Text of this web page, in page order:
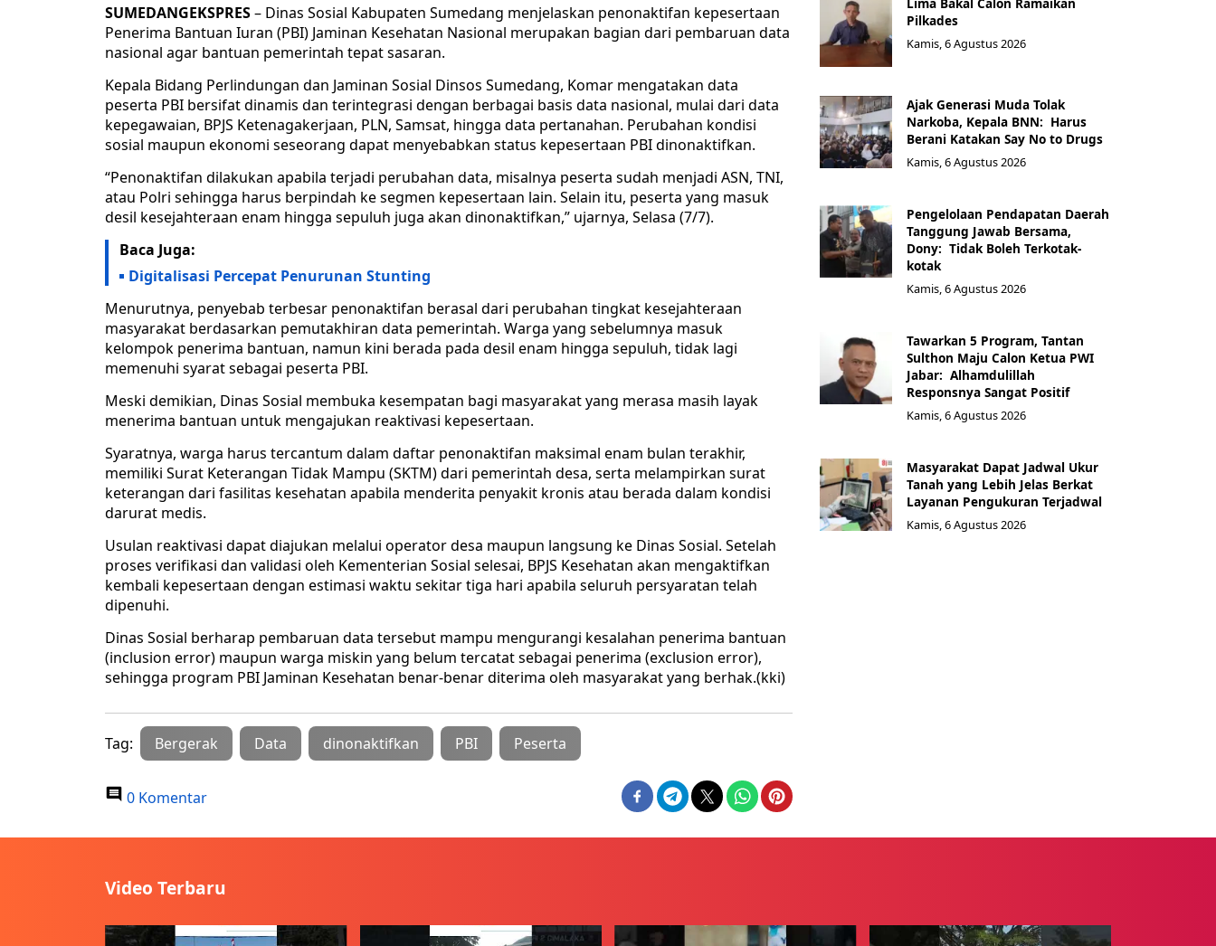
SUMEDANGEKSPRES– Dinas Sosial Kabupaten Sumedang menjelaskan penonaktifan kepesertaan
Penerima Bantuan Iuran (PBI) Jaminan Kesehatan Nasional merupakan bagian dari pembaruan data
nasional agar bantuan pemerintah tepat sasaran.
Kepala Bidang Perlindungan dan Jaminan Sosial Dinsos Sumedang, Komar mengatakan data
peserta PBI bersifat dinamis dan terintegrasi dengan berbagai basis data nasional, mulai dari data
kepegawaian, BPJS Ketenagakerjaan, PLN, Samsat, hingga data pertanahan. Perubahan kondisi
sosial maupun ekonomi seseorang dapat menyebabkan status kepesertaan PBI dinonaktifkan.
“Penonaktifan dilakukan apabila terjadi perubahan data, misalnya peserta sudah menjadi ASN, TNI,
atau Polri sehingga harus berpindah ke segmen kepesertaan lain. Selain itu, peserta yang masuk
desil kesejahteraan enam hingga sepuluh juga akan dinonaktifkan,” ujarnya, Selasa (7/7).
Baca Juga:
Digitalisasi Percepat Penurunan Stunting
Menurutnya, penyebab terbesar penonaktifan berasal dari perubahan tingkat kesejahteraan
masyarakat berdasarkan pemutakhiran data pemerintah. Warga yang sebelumnya masuk
kelompok penerima bantuan, namun kini berada pada desil enam hingga sepuluh, tidak lagi
memenuhi syarat sebagai peserta PBI.
Meski demikian, Dinas Sosial membuka kesempatan bagi masyarakat yang merasa masih layak
menerima bantuan untuk mengajukan reaktivasi kepesertaan.
Syaratnya, warga harus tercantum dalam daftar penonaktifan maksimal enam bulan terakhir,
memiliki Surat Keterangan Tidak Mampu (SKTM) dari pemerintah desa, serta melampirkan surat
keterangan dari fasilitas kesehatan apabila menderita penyakit kronis atau berada dalam kondisi
darurat medis.
Usulan reaktivasi dapat diajukan melalui operator desa maupun langsung ke Dinas Sosial. Setelah
proses verifikasi dan validasi oleh Kementerian Sosial selesai, BPJS Kesehatan akan mengaktifkan
kembali kepesertaan dengan estimasi waktu sekitar tiga hari apabila seluruh persyaratan telah
dipenuhi.
Dinas Sosial berharap pembaruan data tersebut mampu mengurangi kesalahan penerima bantuan
(inclusion error) maupun warga miskin yang belum tercatat sebagai penerima (exclusion error),
sehingga program PBI Jaminan Kesehatan benar-benar diterima oleh masyarakat yang berhak.(kki)
Tag: Bergerak Data dinonaktifkan PBI Peserta
0 Komentar
Pilkades
Kamis, 6 Agustus 2026
Ajak Generasi Muda Tolak
Narkoba, Kepala BNN: Harus
Berani Katakan Say No to Drugs
Kamis, 6 Agustus 2026
Pengelolaan Pendapatan Daerah
Tanggung Jawab Bersama,
Dony: Tidak Boleh Terkotak-
kotak
Kamis, 6 Agustus 2026
Tawarkan 5 Program, Tantan
Sulthon Maju Calon Ketua PWI
Jabar: Alhamdulillah
Responsnya Sangat Positif
Kamis, 6 Agustus 2026
Masyarakat Dapat Jadwal Ukur
Tanah yang Lebih Jelas Berkat
Layanan Pengukuran Terjadwal
Kamis, 6 Agustus 2026
Video Terbaru